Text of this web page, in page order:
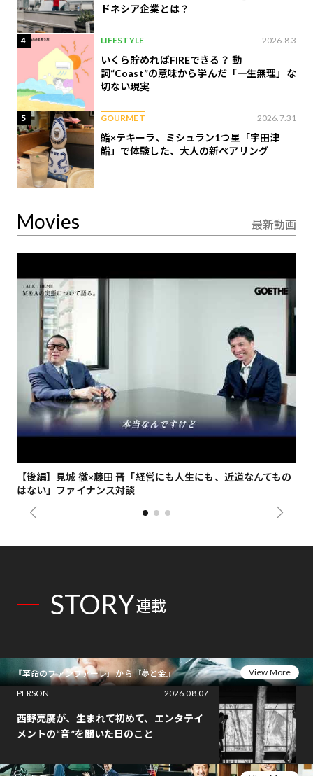
ドネシア企業とは？
4 LIFESTYLE 2026.8.3
いくら貯めればFIREできる？ 動
詞“Coast”の意味から学んだ「一生無理」な
切ない現実
5 GOURMET 2026.7.31
鮨×テキーラ、ミシュラン1つ星「宇田津
鮨」で体験した、大人の新ペアリング
Movies 最新動画
【後編】見城 徹×藤田 晋「経営にも人生にも、近道なんてもの
はない」ファイナンス対談
STORY連載
『革命のファンファーレ』から『夢と金』
View More
PERSON
2026.08.07
西野亮廣が、生まれて初めて、エンタテイ
メントの“音”を聞いた日のこと